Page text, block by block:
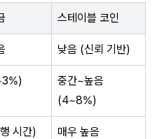
스테이블 코인
낮음 (신뢰 기반)
중간~높음
(4~8%)
시간)
매우 높음